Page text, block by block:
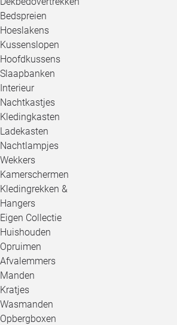
Bedspreien
Hoeslakens
Kussenslopen
Hoofdkussens
Slaapbanken
Interieur
Nachtkastjes
Kledingkasten
Ladekasten
Nachtlampjes
Wekkers
Kamerschermen
Kledingrekken &
Hangers
Eigen Collectie
Huishouden
Opruimen
Afvalemmers
Manden
Kratjes
Wasmanden
Opbergboxen